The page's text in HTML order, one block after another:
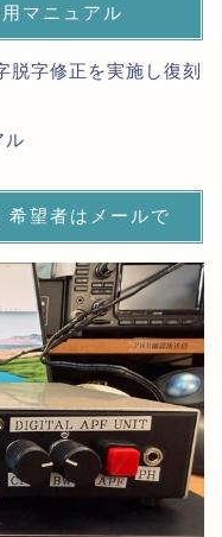
マニュアル
脱字修正を実施し復刻
ル
希望者はメールで